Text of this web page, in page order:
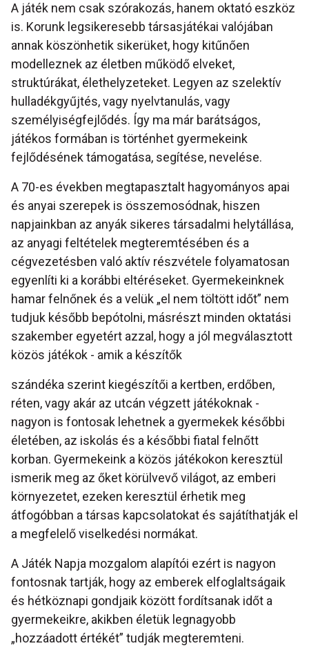
A játék nem csak szórakozás, hanem oktató eszköz
is. Korunk legsikeresebb társasjátékai valójában
annak köszönhetik sikerüket, hogy kitűnően
modelleznek az életben működő elveket,
struktúrákat, élethelyzeteket. Legyen az szelektív
hulladékgyűjtés, vagy nyelvtanulás, vagy
személyiségfejlődés. Így ma már barátságos,
játékos formában is történhet gyermekeink
fejlődésének támogatása, segítése, nevelése.
A 70-es években megtapasztalt hagyományos apai
és anyai szerepek is összemosódnak, hiszen
napjainkban az anyák sikeres társadalmi helytállása,
az anyagi feltételek megteremtésében és a
cégvezetésben való aktív részvétele folyamatosan
egyenlíti ki a korábbi eltéréseket. Gyermekeinknek
hamar felnőnek és a velük „el nem töltött időt” nem
tudjuk később bepótolni, másrészt minden oktatási
szakember egyetért azzal, hogy a jól megválasztott
közös játékok - amik a készítők
szándéka szerint kiegészítői a kertben, erdőben,
réten, vagy akár az utcán végzett játékoknak -
nagyon is fontosak lehetnek a gyermekek későbbi
életében, az iskolás és a későbbi fiatal felnőtt
korban. Gyermekeink a közös játékokon keresztül
ismerik meg az őket körülvevő világot, az emberi
környezetet, ezeken keresztül érhetik meg
átfogóbban a társas kapcsolatokat és sajátíthatják el
a megfelelő viselkedési normákat.
A Játék Napja mozgalom alapítói ezért is nagyon
fontosnak tartják, hogy az emberek elfoglaltságaik
és hétköznapi gondjaik között fordítsanak időt a
gyermekeikre, akikben életük legnagyobb
„hozzáadott értékét” tudják megteremteni.